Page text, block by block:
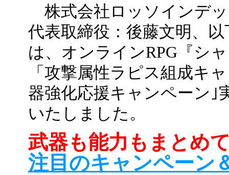
株式会社ロッソインデ
代表取締役：後藤文明、
は、オンラインRPG『シ
「攻撃属性ラピス組成キ
器強化応援キャンペーン｣
いたしました。
武器も能力もまとめ
注目のキャンペーン